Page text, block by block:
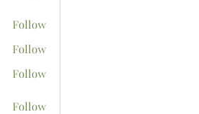
Follow
Follow
Follow
Follow